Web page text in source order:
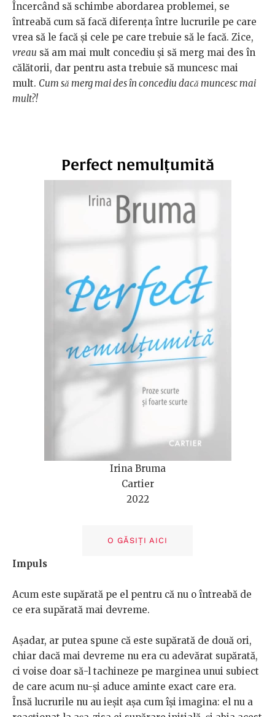
Încercând să schimbe abordarea problemei, se
întreabă cum să facă diferența între lucrurile pe care
vrea să le facă și cele pe care trebuie să le facă. Zice,
vreau să am mai mult concediu și să merg mai des în
călătorii, dar pentru asta trebuie să muncesc mai
mult. Cum să merg mai des în concediu dacă muncesc mai
mult?!
Perfect nemulțumită
Irina Bruma
Cartier
2022
O GĂSIȚI AICI
Impuls
Acum este supărată pe el pentru că nu o întreabă de
ce era supărată mai devreme.
Așadar, ar putea spune că este supărată de două ori,
chiar dacă mai devreme nu era cu adevărat supărată,
ci voise doar să-l tachineze pe marginea unui subiect
de care acum nu-și aduce aminte exact care era.
Însă lucrurile nu au ieșit așa cum își imagina: el nu a